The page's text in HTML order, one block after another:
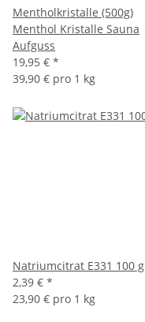
Mentholkristalle (500g)
Menthol Kristalle Sauna
Aufguss
19,95 € *
39,90 € pro 1 kg
Natriumcitrat E331 100 g
2,39 € *
23,90 € pro 1 kg